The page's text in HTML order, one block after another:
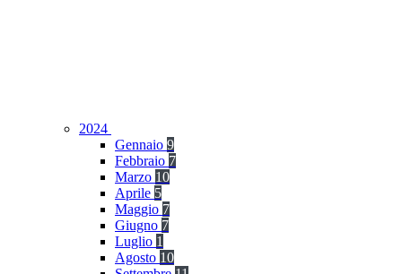
2024
Gennaio 9
Febbraio 7
Marzo 10
Aprile 5
Maggio 7
Giugno 7
Luglio 1
Agosto 10